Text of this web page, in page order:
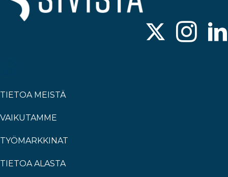
TIETOA MEISTÄ
VAIKUTAMME
TYÖMARKKINAT
TIETOA ALASTA